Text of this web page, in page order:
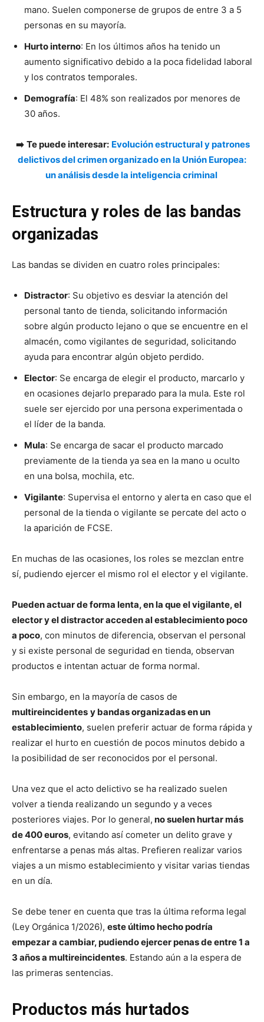
mano. Suelen componerse de grupos de entre 3 a 5
personas en su mayoría.
Hurto interno: En los últimos años ha tenido un
aumento significativo debido a la poca fidelidad laboral
y los contratos temporales.
Demografía: El 48% son realizados por menores de
30 años.
➡️ Te puede interesar: Evolución estructural y patrones
delictivos del crimen organizado en la Unión Europea:
un análisis desde la inteligencia criminal
Estructura y roles de las bandas
organizadas
Las bandas se dividen en cuatro roles principales:
Distractor: Su objetivo es desviar la atención del
personal tanto de tienda, solicitando información
sobre algún producto lejano o que se encuentre en el
almacén, como vigilantes de seguridad, solicitando
ayuda para encontrar algún objeto perdido.
Elector: Se encarga de elegir el producto, marcarlo y
en ocasiones dejarlo preparado para la mula. Este rol
suele ser ejercido por una persona experimentada o
el líder de la banda.
Mula: Se encarga de sacar el producto marcado
previamente de la tienda ya sea en la mano u oculto
en una bolsa, mochila, etc.
Vigilante: Supervisa el entorno y alerta en caso que el
personal de la tienda o vigilante se percate del acto o
la aparición de FCSE.
En muchas de las ocasiones, los roles se mezclan entre
sí, pudiendo ejercer el mismo rol el elector y el vigilante.
Pueden actuar de forma lenta, en la que el vigilante, el
elector y el distractor acceden al establecimiento poco
a poco, con minutos de diferencia, observan el personal
y si existe personal de seguridad en tienda, observan
productos e intentan actuar de forma normal.
Sin embargo, en la mayoría de casos de
multireincidentes y bandas organizadas en un
establecimiento, suelen preferir actuar de forma rápida y
realizar el hurto en cuestión de pocos minutos debido a
la posibilidad de ser reconocidos por el personal.
Una vez que el acto delictivo se ha realizado suelen
volver a tienda realizando un segundo y a veces
posteriores viajes. Por lo general, no suelen hurtar más
de 400 euros, evitando así cometer un delito grave y
enfrentarse a penas más altas. Prefieren realizar varios
viajes a un mismo establecimiento y visitar varias tiendas
en un día.
Se debe tener en cuenta que tras la última reforma legal
(Ley Orgánica 1/2026), este último hecho podría
empezar a cambiar, pudiendo ejercer penas de entre 1 a
3 años a multireincidentes. Estando aún a la espera de
las primeras sentencias.
Productos más hurtados